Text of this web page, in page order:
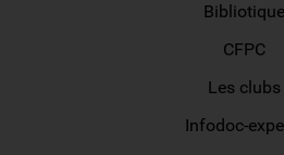
Bibliotique
CFPC
Les clubs
Infodoc-